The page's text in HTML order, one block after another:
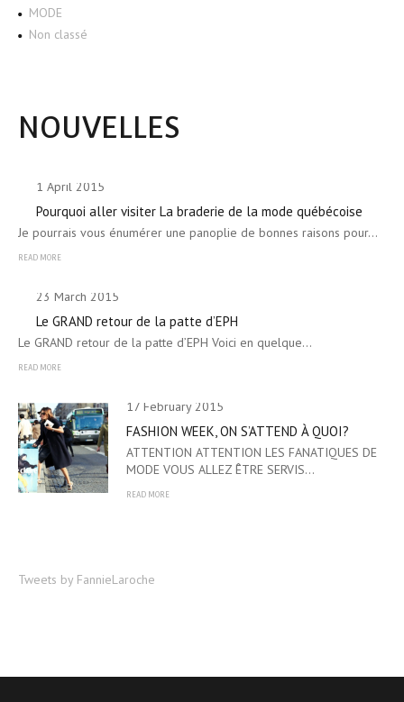
MODE
Non classé
NOUVELLES
1 April 2015
Pourquoi aller visiter La braderie de la mode québécoise
Je pourrais vous énumérer une panoplie de bonnes raisons pour…
READ MORE
23 March 2015
Le GRAND retour de la patte d’EPH
Le GRAND retour de la patte d’EPH Voici en quelque…
READ MORE
17 February 2015
FASHION WEEK, ON S’ATTEND À QUOI?
ATTENTION ATTENTION LES FANATIQUES DE
MODE VOUS ALLEZ ÊTRE SERVIS…
READ MORE
Tweets by FannieLaroche